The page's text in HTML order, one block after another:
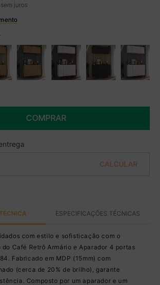
sem juros
no Boleto
R$ 32,00
COMPRAR
ESPECIFICAÇÕES TÉCNICAS
com estilo e sofisticação com o
Café Retrô Armário e Aparador 4 portas
Fabricado em MDP (15mm) com
(cerca de 20% de brilho), garante
Composto por um aparador e um